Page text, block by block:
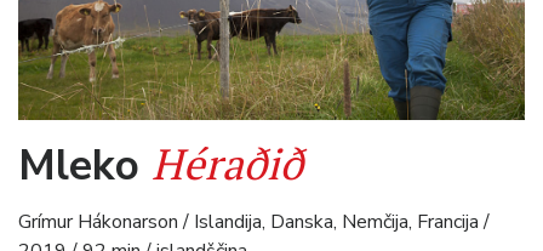
Mleko Héraðið
Grímur Hákonarson / Islandija, Danska, Nemčija, Francija /